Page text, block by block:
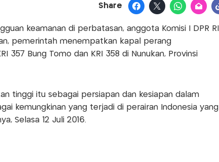
Share
keamanan di perbatasan, anggota Komisi I DPR RI
pemerintah menempatkan kapal perang
357 Bung Tomo dan KRI 358 di Nunukan, Provinsi
tinggi itu sebagai persiapan dan kesiapan dalam
kemungkinan yang terjadi di perairan Indonesia yang
Selasa 12 Juli 2016.